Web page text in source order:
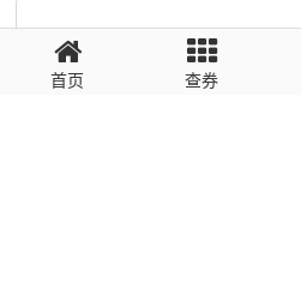
回复需填写必要信息
首页 查券